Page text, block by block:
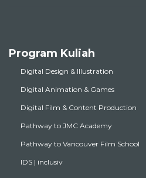
Program Kuliah
Digital Design & Illustration
Digital Animation & Games
Digital Film & Content Production
Pathway to JMC Academy
Pathway to Vancouver Film School
IDS | inclusiv